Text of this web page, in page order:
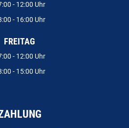
- 12:00 Uhr
- 16:00 Uhr
FREITAG
- 12:00 Uhr
- 15:00 Uhr